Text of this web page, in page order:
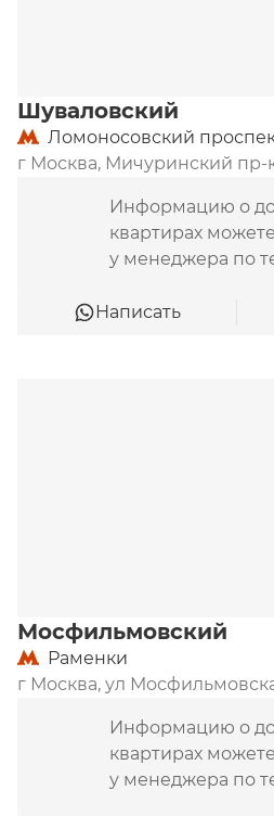
Шуваловский
Ломоносовский
г Москва, Мичуринский пр-
Информацию о
квартирах
у менеджера по
Написать
Мосфильмовский
Раменки
г Москва, ул
Информацию о
квартирах
у менеджера по